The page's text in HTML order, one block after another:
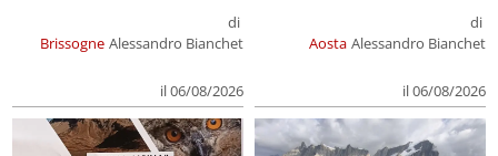
Brissogne
di
Alessandro Bianchet
il 06/08/2026
Aosta
di
Alessandro Bianchet
il 06/08/2026